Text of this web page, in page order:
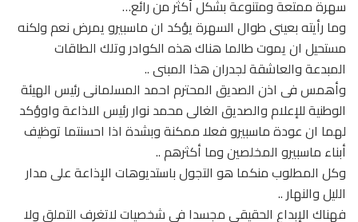
سهرة ممتعة ومتنوعة بشكل أكثر من رائع…
وما رأيته بعينى طوال السهرة يؤكد ان ماسبيرو يمرض نعم ولكنه
مستحيل ان يموت طالما هناك هذه الكوادر وتلك الطاقات
المبدعة والعاشقة لجدران هذا المبنى ..
وأهمس فى اذن الصديق المحترم احمد المسلمانى رئيس الهيئة
الوطنية للإعلام والصديق الغالى محمد نوار رئيس الاذاعة واوؤكد
لهما ان عودة ماسبيرو فعلا ممكنة وبشدة اذا احسنتما توظيف
أبناء ماسبيرو المخلصين وما أكثرهم ..
وكل المطلوب منكما هو التجول باستديوهات الإذاعة على مدار
الليل والنهار ..
فهناك الإبداع الحقيقي مجسدا فى شخصيات لاتغرف التملق ولا